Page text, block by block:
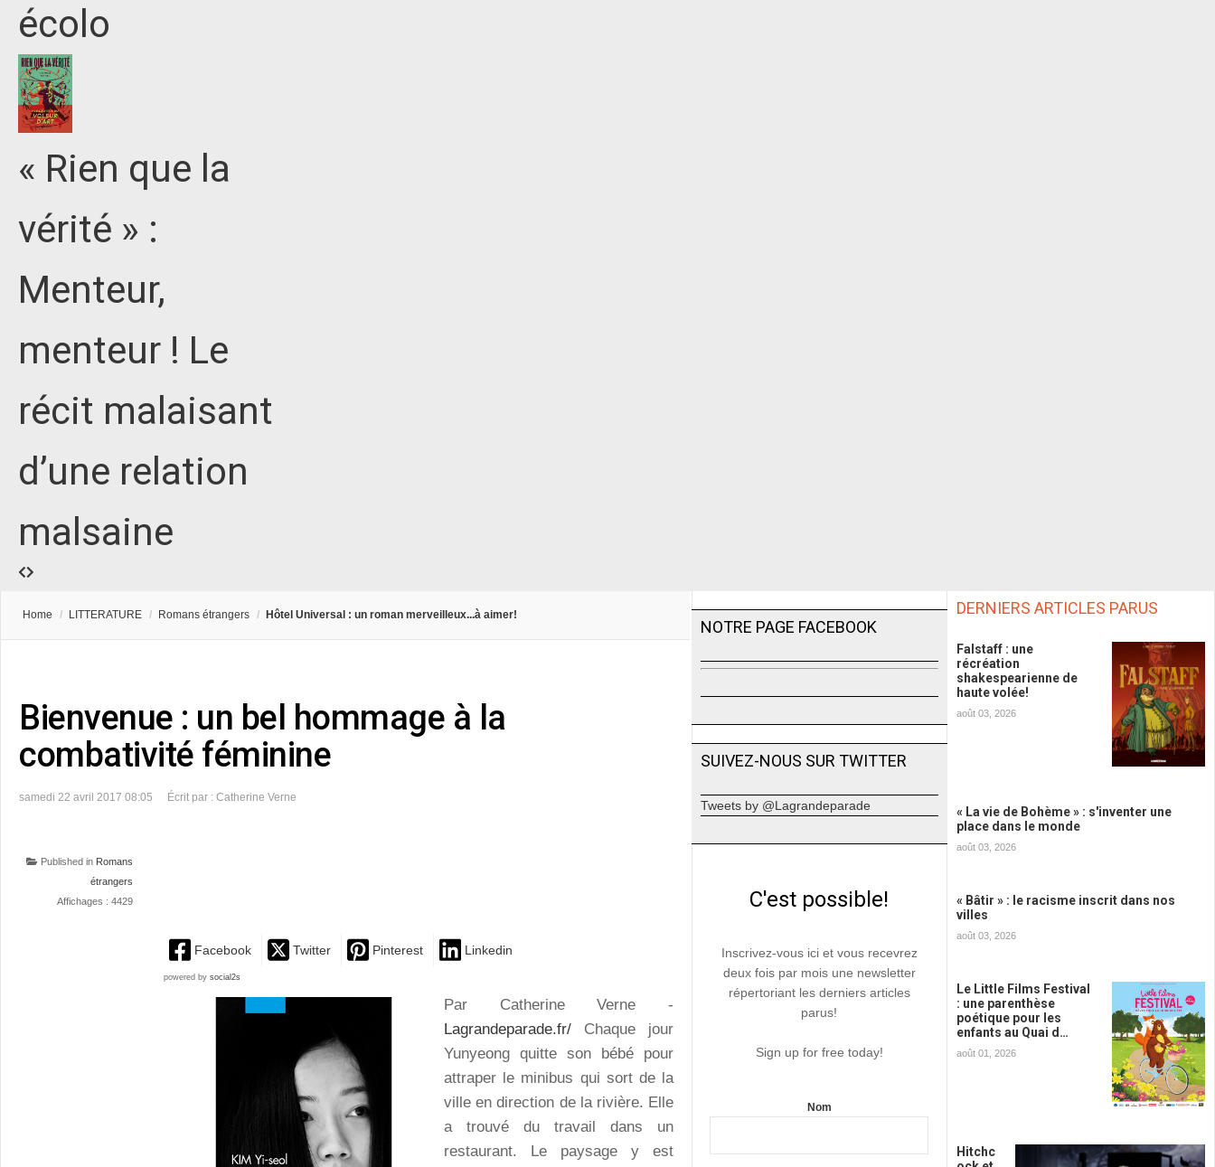
écolo
« Rien que la
vérité » :
Menteur,
menteur ! Le
récit malaisant
d’une relation
malsaine
Home / LITTERATURE / Romans étrangers / Hôtel Universal : un roman merveilleux...à aimer!
Bienvenue : un bel hommage à la
combativité féminine
samedi 22 avril 2017 08:05 Écrit par : Catherine Verne
Published in Romans
étrangers
Affichages : 4429
Facebook Twitter Pinterest Linkedin
powered by social2s
Par Catherine Verne -
Lagrandeparade.fr/ Chaque jour
Yunyeong quitte son bébé pour
attraper le minibus qui sort de la
ville en direction de la rivière. Elle
a trouvé du travail dans un
restaurant. Le paysage y est
NOTRE PAGE FACEBOOK
SUIVEZ-NOUS SUR TWITTER
Tweets by @Lagrandeparade
C'est possible!
Inscrivez-vous ici et vous recevrez
deux fois par mois une newsletter
répertoriant les derniers articles
parus!
Sign up for free today!
Nom
DERNIERS ARTICLES PARUS
Falstaff : une
récréation
shakespearienne de
haute volée!
août 03, 2026
« La vie de Bohème » : s'inventer une
place dans le monde
août 03, 2026
« Bâtir » : le racisme inscrit dans nos
villes
août 03, 2026
Le Little Films Festival
: une parenthèse
poétique pour les
enfants au Quai d…
août 01, 2026
Hitchc